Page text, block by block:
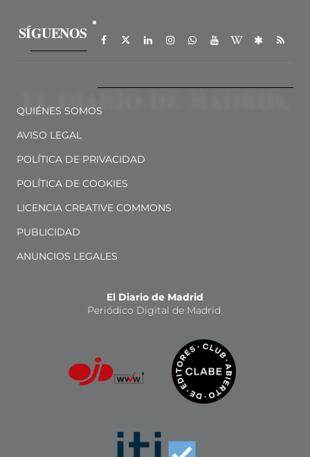
SÍGUENOS
QUIÉNES SOMOS
AVISO LEGAL
POLÍTICA DE PRIVACIDAD
POLÍTICA DE COOKIES
LICENCIA CREATIVE COMMONS
PUBLICIDAD
ANUNCIOS LEGALES
El Diario de Madrid
Periódico Digital de Madrid.